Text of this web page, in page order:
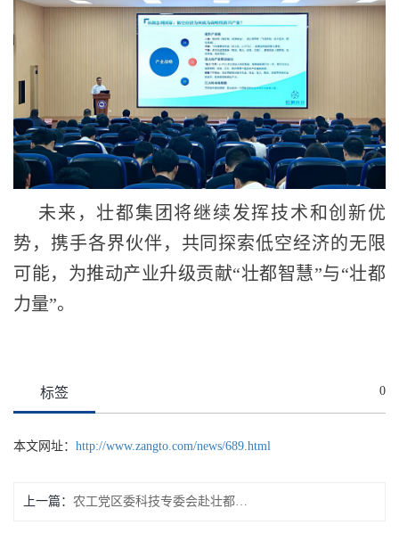
未来，壮都集团将继续发挥技术和创新优
势，携手各界伙伴，共同探索低空经济的无限
可能，为推动产业升级贡献“壮都智慧”与“壮都
力量”。
标签 0
本文网址： http://www.zangto.com/news/689.html
上一篇：